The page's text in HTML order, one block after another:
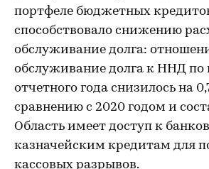
портфеле бюджетных
способствовало снижению
обслуживание долга:
обслуживание долга к ННД по
отчетного года снизилось на
сравнению с 2020 годом и
Область имеет доступ к
казначейским кредитам для
кассовых разрывов.